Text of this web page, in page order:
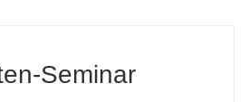
Seminar